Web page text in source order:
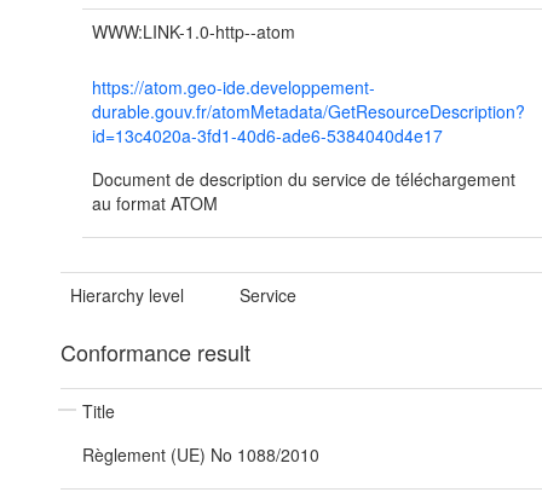
WWW:LINK-1.0-http--atom
https://atom.geo-ide.developpement-
durable.gouv.fr/atomMetadata/GetResourceDescription?
id=13c4020a-3fd1-40d6-ade6-5384040d4e17
Document de description du service de téléchargement
au format ATOM
Hierarchy level Service
Conformance result
Title
Règlement (UE) No 1088/2010